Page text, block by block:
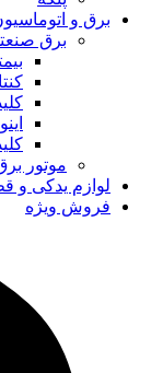
برق و
برق
موتور
لوازم یدکی و
فروش ویژه